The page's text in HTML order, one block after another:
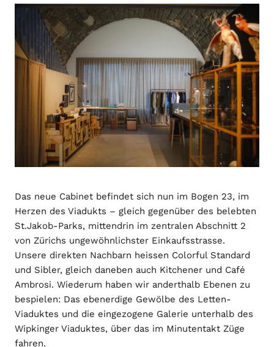
Das neue Cabinet befindet sich nun im Bogen 23, im
Herzen des Viadukts – gleich gegenüber des belebten
St.Jakob-Parks, mittendrin im zentralen Abschnitt 2
von Zürichs ungewöhnlichster Einkaufsstrasse.
Unsere direkten Nachbarn heissen Colorful Standard
und Sibler, gleich daneben auch Kitchener und Café
Ambrosi. Wiederum haben wir anderthalb Ebenen zu
bespielen: Das ebenerdige Gewölbe des Letten-
Viaduktes und die eingezogene Galerie unterhalb des
Wipkinger Viaduktes, über das im Minutentakt Züge
fahren.